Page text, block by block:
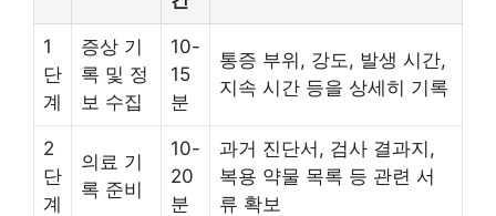
1
단
계
증상 기
록 및 정
보 수집
10-
15
분
통증 부위, 강도, 발생 시간,
지속 시간 등을 상세히 기록
2
단
계
의료 기
록 준비
10-
20
분
과거 진단서, 검사 결과지,
복용 약물 목록 등 관련 서
류 확보